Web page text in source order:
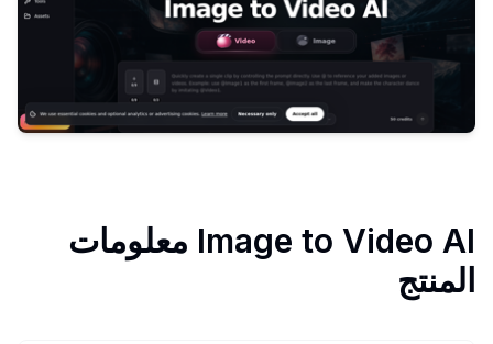
Image to Video AI معلومات
المنتج